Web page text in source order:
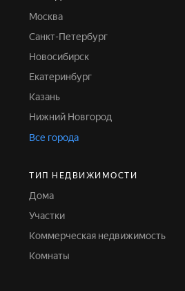
Москва
Санкт-Петербург
Новосибирск
Екатеринбург
Казань
Нижний Новгород
Все города
ТИП НЕДВИЖИМОСТИ
Дома
Участки
Коммерческая недвижимость
Комнаты